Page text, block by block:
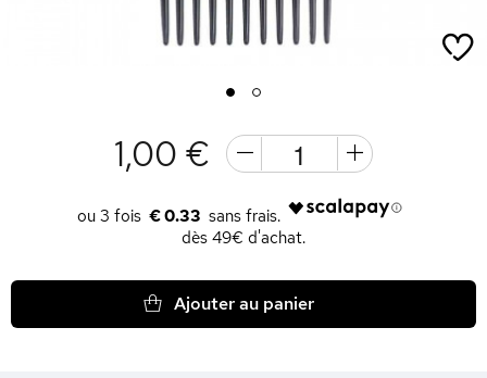
1 2
1,00 €
€ 0.33
dès 49€ d'achat.
Ajouter au panier